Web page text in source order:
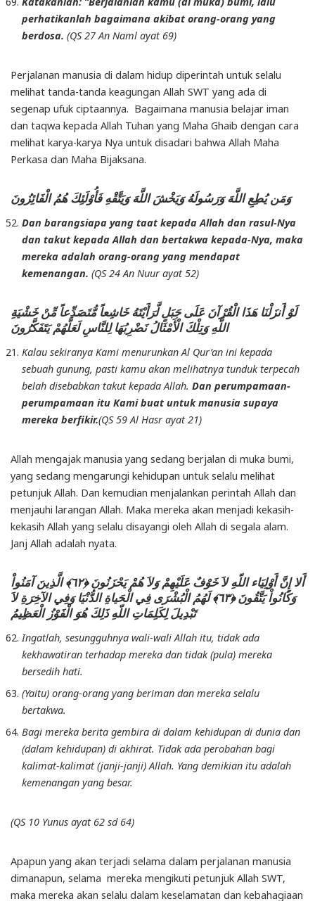
perhatikanlah bagaimana akibat orang-orang yang
berdosa. (QS 27 An Naml ayat 69)
Perjalanan manusia di dalam hidup diperintah untuk selalu
melihat tanda-tanda keagungan Allah SWT yang ada di
segenap ufuk ciptaannya. Bagaimana manusia belajar iman
dan taqwa kepada Allah Tuhan yang Maha Ghaib dengan cara
melihat karya-karya Nya untuk disadari bahwa Allah Maha
Perkasa dan Maha Bijaksana.
وَمَن يُطِعِ اللَّهَ وَرَسُولَهُ وَيَخْشَ اللَّهَ وَيَتَّقْهِ فَأُوْلَئِكَ هُمُ الْفَائِزُونَ
Dan barangsiapa yang taat kepada Allah dan rasul-Nya
dan takut kepada Allah dan bertakwa kepada-Nya, maka
mereka adalah orang-orang yang mendapat
kemenangan. (QS 24 An Nuur ayat 52)
لَوْ أَنزَلْنَا هَذَا الْقُرْآنَ عَلَى جَبَلٍ لَّرَأَيْتَهُ خَاشِعاً مُّتَصَدِّعاً مِّنْ خَشْيَةِ
اللَّهِ وَتِلْكَ الْأَمْثَالُ نَضْرِبُهَا لِلنَّاسِ لَعَلَّهُمْ يَتَفَكَّرُونَ
Kalau sekiranya Kami menurunkan Al Qur’an ini kepada
sebuah gunung, pasti kamu akan melihatnya tunduk terpecah
belah disebabkan takut kepada Allah. Dan perumpamaan-
perumpamaan itu Kami buat untuk manusia supaya
mereka berfikir.(QS 59 Al Hasr ayat 21)
Allah mengajak manusia yang sedang berjalan di muka bumi,
yang sedang mengarungi kehidupan untuk selalu melihat
petunjuk Allah. Dan kemudian menjalankan perintah Allah dan
menjauhi larangan Allah. Maka mereka akan menjadi kekasih-
kekasih Allah yang selalu disayangi oleh Allah di segala alam.
Janj Allah adalah nyata.
أَلا إِنَّ أَوْلِيَاء اللّهِ لاَ خَوْفٌ عَلَيْهِمْ وَلاَ هُمْ يَحْزَنُونَ ﴿٦٢﴾ الَّذِينَ آمَنُواْ
وَكَانُواْ يَتَّقُونَ ﴿٦٣﴾ لَهُمُ الْبُشْرَى فِي الْحَياةِ الدُّنْيَا وَفِي الآخِرَةِ لاَ
تَبْدِيلَ لِكَلِمَاتِ اللّهِ ذَلِكَ هُوَ الْفَوْزُ الْعَظِيمُ
Ingatlah, sesungguhnya wali-wali Allah itu, tidak ada
kekhawatiran terhadap mereka dan tidak (pula) mereka
bersedih hati.
(Yaitu) orang-orang yang beriman dan mereka selalu
bertakwa.
Bagi mereka berita gembira di dalam kehidupan di dunia dan
(dalam kehidupan) di akhirat. Tidak ada perobahan bagi
kalimat-kalimat (janji-janji) Allah. Yang demikian itu adalah
kemenangan yang besar.
(QS 10 Yunus ayat 62 sd 64)
Apapun yang akan terjadi selama dalam perjalanan manusia
dimanapun, selama mereka mengikuti petunjuk Allah SWT,
maka mereka akan selalu dalam keselamatan dan kebahagiaan